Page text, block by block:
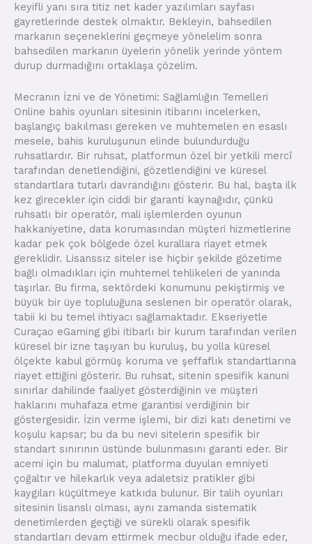
keyifli yanı sıra titiz net kader yazılımları sayfası
gayretlerinde destek olmaktır. Bekleyin, bahsedilen
markanın seçeneklerini geçmeye yönelelim sonra
bahsedilen markanın üyelerin yönelik yerinde yöntem
durup durmadığını ortaklaşa çözelim.
Mecranın İzni ve de Yönetimi: Sağlamlığın Temelleri
Online bahis oyunları sitesinin itibarını incelerken,
başlangıç bakılması gereken ve muhtemelen en esaslı
mesele, bahis kuruluşunun elinde bulundurduğu
ruhsatlardır. Bir ruhsat, platformun özel bir yetkili mercî
tarafından denetlendiğini, gözetlendiğini ve küresel
standartlara tutarlı davrandığını gösterir. Bu hal, başta ilk
kez girecekler için ciddi bir garanti kaynağıdır, çünkü
ruhsatlı bir operatör, mali işlemlerden oyunun
hakkaniyetine, data korumasından müşteri hizmetlerine
kadar pek çok bölgede özel kurallara riayet etmek
gereklidir. Lisanssız siteler ise hiçbir şekilde gözetime
bağlı olmadıkları için muhtemel tehlikeleri de yanında
taşırlar. Bu firma, sektördeki konumunu pekiştirmiş ve
büyük bir üye topluluğuna seslenen bir operatör olarak,
tabii ki bu temel ihtiyacı sağlamaktadır. Ekseriyetle
Curaçao eGaming gibi itibarlı bir kurum tarafından verilen
küresel bir izne taşıyan bu kuruluş, bu yolla küresel
ölçekte kabul görmüş koruma ve şeffaflık standartlarına
riayet ettiğini gösterir. Bu ruhsat, sitenin spesifik kanuni
sınırlar dahilinde faaliyet gösterdiğinin ve müşteri
haklarını muhafaza etme garantisi verdiğinin bir
göstergesidir. İzin verme işlemi, bir dizi katı denetimi ve
koşulu kapsar; bu da bu nevi sitelerin spesifik bir
standart sınırının üstünde bulunmasını garanti eder. Bir
acemi için bu malumat, platforma duyulan emniyeti
çoğaltır ve hilekarlık veya adaletsiz pratikler gibi
kaygıları küçültmeye katkıda bulunur. Bir talih oyunları
sitesinin lisanslı olması, aynı zamanda sistematik
denetimlerden geçtiği ve sürekli olarak spesifik
standartları devam ettirmek mecbur olduğu ifade eder,